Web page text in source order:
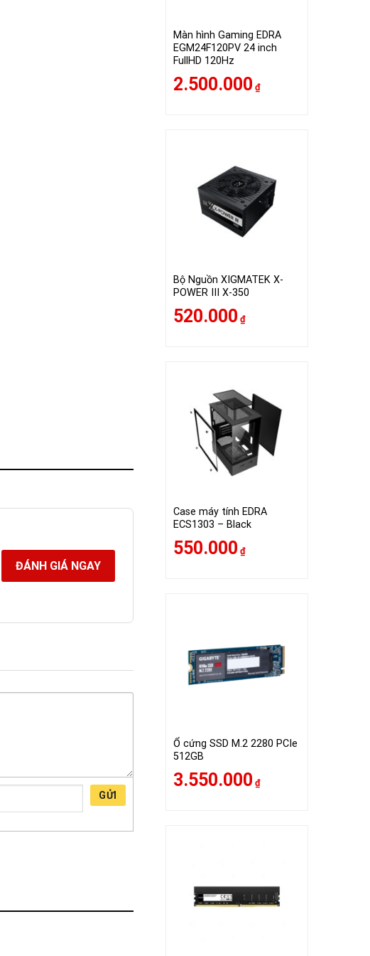
Màn hình Gaming EDRA
EGM24F120PV 24 inch
FullHD 120Hz
2.500.000 ₫
Bộ Nguồn XIGMATEK X-
POWER III X-350
520.000 ₫
Case máy tính EDRA
ECS1303 – Black
550.000 ₫
Ổ cứng SSD M.2 2280 PCIe
512GB
3.550.000 ₫
ĐÁNH GIÁ NGAY
GỬI